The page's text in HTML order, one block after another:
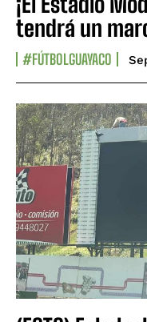
tendrá un
#FÚTBOLGUAYACO